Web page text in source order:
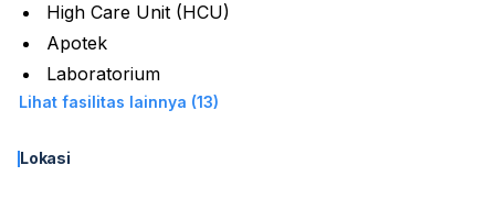
High Care Unit (HCU)
Apotek
Laboratorium
Lihat fasilitas lainnya (13)
Lokasi